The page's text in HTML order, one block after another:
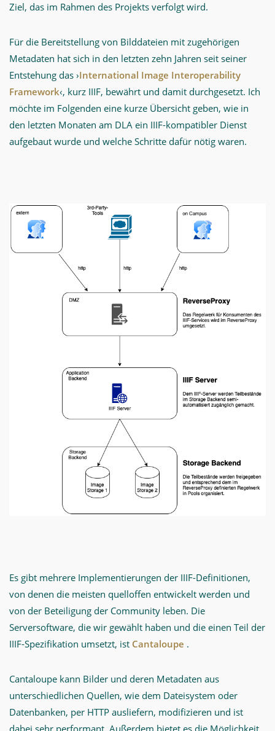
Ziel, das im Rahmen des Projekts verfolgt wird.
Für die Bereitstellung von Bilddateien mit zugehörigen
Metadaten hat sich in den letzten zehn Jahren seit seiner
Entstehung das ›International Image Interoperability
Framework‹, kurz IIIF, bewährt und damit durchgesetzt. Ich
möchte im Folgenden eine kurze Übersicht geben, wie in
den letzten Monaten am DLA ein IIIF-kompatibler Dienst
aufgebaut wurde und welche Schritte dafür nötig waren.
Es gibt mehrere Implementierungen der IIIF-Definitionen,
von denen die meisten quelloffen entwickelt werden und
von der Beteiligung der Community leben. Die
Serversoftware, die wir gewählt haben und die einen Teil der
IIIF-Spezifikation umsetzt, ist Cantaloupe .
Cantaloupe kann Bilder und deren Metadaten aus
unterschiedlichen Quellen, wie dem Dateisystem oder
Datenbanken, per HTTP ausliefern, modifizieren und ist